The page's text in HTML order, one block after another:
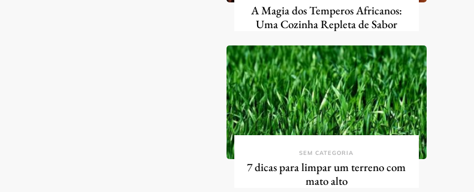
A Magia dos Temperos Africanos:
Uma Cozinha Repleta de Sabor
SEM CATEGORIA
7 dicas para limpar um terreno com
mato alto